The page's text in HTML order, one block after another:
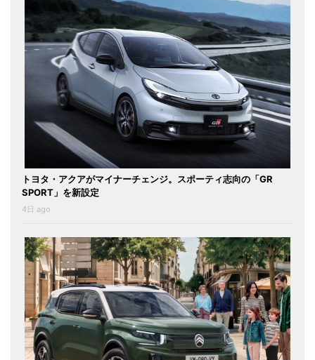
トヨタ・アクアがマイナーチェンジ。スポーティ志向の「GR
SPORT」を新設定
4日 ago